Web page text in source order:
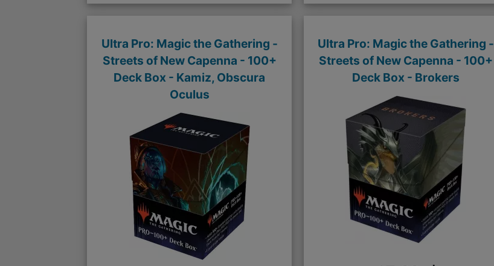
Ultra Pro: Magic the Gathering -
Streets of New Capenna - 100+
Deck Box - Kamiz, Obscura
Oculus
Ultra Pro: Magic the Gathering -
Streets of New Capenna - 100+
Deck Box - Brokers